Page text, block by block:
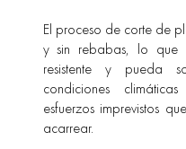
El proceso de corte de
y sin rebabas, lo que
resistente y pueda
condiciones
esfuerzos imprevistos
acarrear.